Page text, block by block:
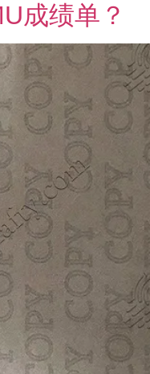
成绩单？